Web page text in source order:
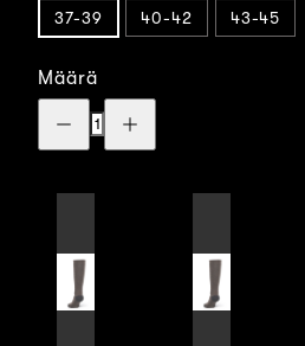
37-39 40-42 43-45
Määrä
Vähennä
määrää:
Hopeamerinovaellus
Ruskea
määrää:
Hopeamerinovaellus